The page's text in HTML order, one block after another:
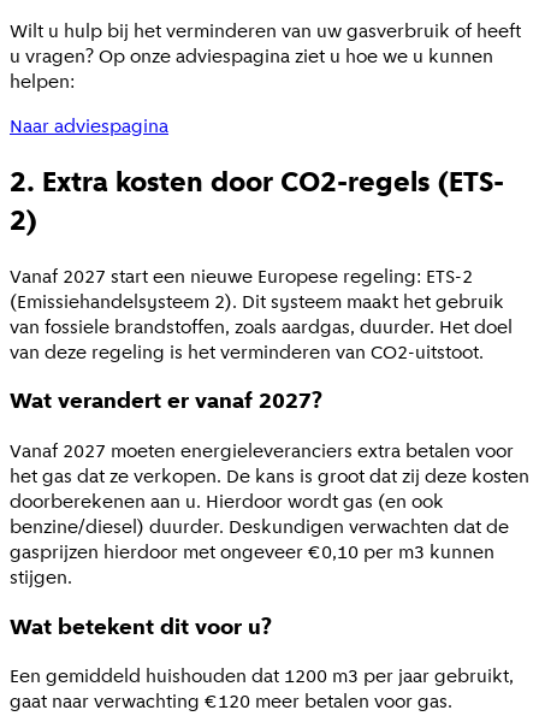
Wilt u hulp bij het verminderen van uw gasverbruik of heeft
u vragen? Op onze adviespagina ziet u hoe we u kunnen
helpen:
Naar adviespagina
2. Extra kosten door CO2-regels (ETS-
2)
Vanaf 2027 start een nieuwe Europese regeling: ETS-2
(Emissiehandelsysteem 2). Dit systeem maakt het gebruik
van fossiele brandstoffen, zoals aardgas, duurder. Het doel
van deze regeling is het verminderen van CO2-uitstoot.
Wat verandert er vanaf 2027?
Vanaf 2027 moeten energieleveranciers extra betalen voor
het gas dat ze verkopen. De kans is groot dat zij deze kosten
doorberekenen aan u. Hierdoor wordt gas (en ook
benzine/diesel) duurder. Deskundigen verwachten dat de
gasprijzen hierdoor met ongeveer €0,10 per m3 kunnen
stijgen.
Wat betekent dit voor u?
Een gemiddeld huishouden dat 1200 m3 per jaar gebruikt,
gaat naar verwachting €120 meer betalen voor gas.